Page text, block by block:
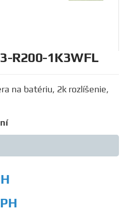
R200-1K3WFL
na batériu, 2k rozlíšenie,